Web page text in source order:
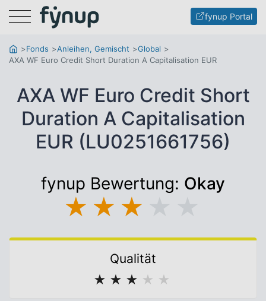
Menu fynup Portal
Fonds Anleihen, Gemischt
Global
AXA WF Euro Credit Short Duration A Capitalisation EUR
AXA WF Euro Credit Short
Duration A Capitalisation
EUR (LU0251661756)
fynup Bewertung: Okay
★ ★ ★
Qualität
★ ★ ★ ★ ★